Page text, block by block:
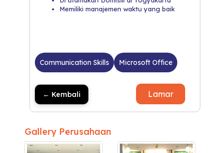
Memiliki manajemen waktu yang baik
Communication Skills Microsoft Office
← Kembali Lamar
Gallery Perusahaan